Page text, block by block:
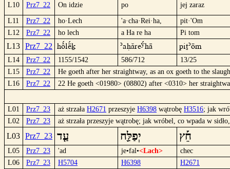
L10 Prz7_22 On idzie po jej zaraz
L11 Prz7_22 ho·Lech 'a·cha·Rei·ha,
pit·'Om
L12
Prz7_22 ho lech a Ha re ha Pi tom
L13 Prz7_22 hôºlëºk ´aHárÊºhä Pit´öm
L14 Prz7_22 1155/1542 586/712
13/25
L15
Prz7_22
He goeth after her straightway, as an ox goeth to the
L16
Prz7_22 22 He goeth <01980> (08802) after <0310> her
L01 Prz7_23 aż strzała H2671 przeszyje H6398 wątrobę H3516; jak
L02
Prz7_23 aż strzała przeszyje wątrobę; jak wróbel, co wpada w
L03 Prz7_23 עַ֤ד יְפַלַּ֪ח חֵ֡ץ
L05 Prz7_23 'ad je•fal•<Lach>
chec
L06
Prz7_23 H5704 H6398 H2671